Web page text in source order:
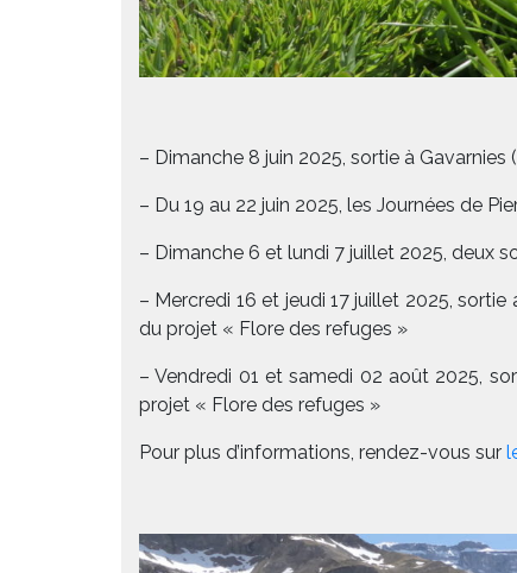
– Dimanche 8 juin 2025, sortie à
– Du 19 au 22 juin 2025, les Journées de
– Dimanche 6 et lundi 7 juillet 2025, deux
– Mercredi 16 et jeudi 17 juillet 2025,
du projet « Flore des refuges »
– Vendredi 01 et samedi 02 août 2025,
projet « Flore des refuges »
Pour plus d’informations, rendez-vous sur